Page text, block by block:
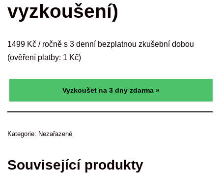
vyzkoušení)
1499 Kč / ročně s 3 denní bezplatnou zkušební dobou
(ověření platby: 1 Kč)
Vyzkoušet na 3 dny zdarma »
Kategorie: Nezařazené
Související produkty